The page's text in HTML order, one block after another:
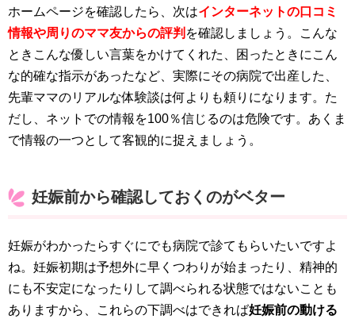
ホームページを確認したら、次はインターネットの口コミ
情報や周りのママ友からの評判 を確認しましょう。こんな
ときこんな優しい言葉をかけてくれた、困ったときにこん
な的確な指示があったなど、実際にその病院で出産した、
先輩ママのリアルな体験談は何よりも頼りになります。た
だし、ネットでの情報を100％信じるのは危険です。あくま
で情報の一つとして客観的に捉えましょう。
妊娠前から確認しておくのがベター
妊娠がわかったらすぐにでも病院で診てもらいたいですよ
ね。妊娠初期は予想外に早くつわりが始まったり、精神的
にも不安定になったりして調べられる状態ではないことも
ありますから、これらの下調べはできれば妊娠前の動ける